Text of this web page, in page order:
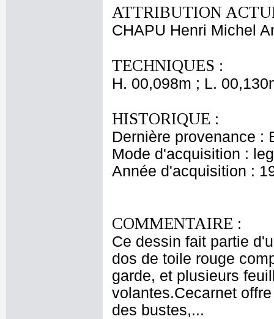
ATTRIBUTION
CHAPU Henri Michel
TECHNIQUES :
H. 00,098m ; L.
HISTORIQUE :
Dernière provenance :
Mode d'acquisition :
Année d'acquisition :
COMMENTAIRE :
Ce dessin fait partie
dos de toile rouge
garde, et plusieurs
volantes.Cecarnet
des bustes,...